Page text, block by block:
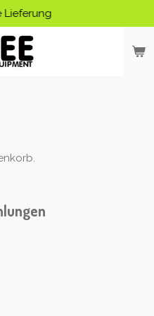
Lieferung